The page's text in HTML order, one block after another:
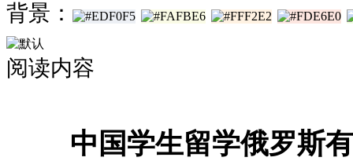
背景：
阅读内容
中国学生留学俄罗斯